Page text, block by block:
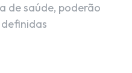
de saúde, poderão